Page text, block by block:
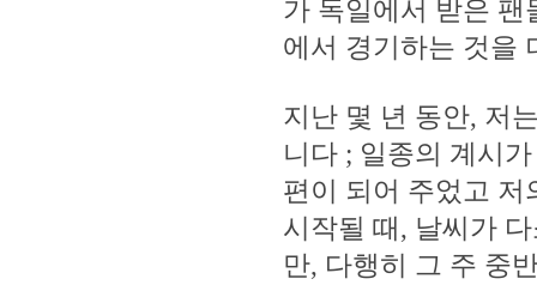
가 독일에서 받은 팬
에서 경기하는 것을
지난 몇 년 동안, 저
니다 ; 일종의 계시
편이 되어 주었고 저
시작될 때, 날씨가
만, 다행히 그 주 중